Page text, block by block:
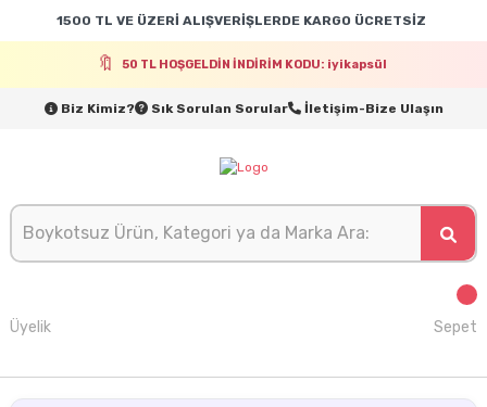
1500 TL VE ÜZERİ ALIŞVERİŞLERDE KARGO ÜCRETSİZ
50 TL HOŞGELDİN İNDİRİM KODU: iyikapsül
Biz Kimiz? Sık Sorulan Sorular İletişim-Bize Ulaşın
Üyelik Sepet